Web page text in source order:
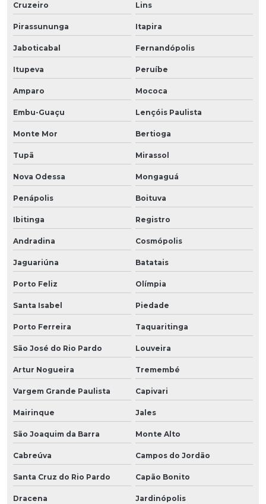
Cruzeiro Lins
Pirassununga Itapira
Jaboticabal Fernandópolis
Itupeva Peruíbe
Amparo Mococa
Embu-Guaçu Lençóis Paulista
Monte Mor Bertioga
Tupã Mirassol
Nova Odessa Mongaguá
Penápolis Boituva
Ibitinga Registro
Andradina Cosmópolis
Jaguariúna Batatais
Porto Feliz Olímpia
Santa Isabel Piedade
Porto Ferreira Taquaritinga
São José do Rio Pardo Louveira
Artur Nogueira Tremembé
Vargem Grande Paulista Capivari
Mairinque Jales
São Joaquim da Barra Monte Alto
Cabreúva Campos do Jordão
Santa Cruz do Rio Pardo Capão Bonito
Dracena Jardinópolis